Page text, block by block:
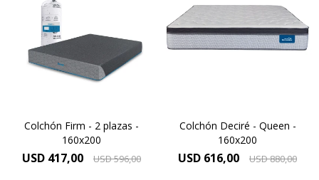
Para vos Dreamer que
necesitas un descanso
después de una jornada de
haber dado todo de vos,
descubrí el colchón Firm y
mejora tu descanso.
Colchón Firm - 2 plazas -
160x200
USD 417,00 USD596,00
Pocket independientes con
espumas de calidad
premium para ofrecer un
descanso confortable,
estable y con un excelente
Colchón Deciré - Queen -
160x200
USD 616,00 USD880,00